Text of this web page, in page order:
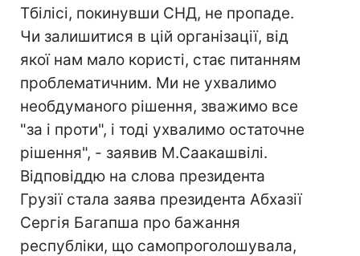
Тбілісі, покинувши СНД, не пропаде.
Чи залишитися в цій організації, від
якої нам мало користі, стає питанням
проблематичним. Ми не ухвалимо
необдуманого рішення, зважимо все
"за і проти", і тоді ухвалимо остаточне
рішення", - заявив М.Саакашвілі.
Відповіддю на слова президента
Грузії стала заява президента Абхазії
Сергія Багапша про бажання
республіки, що самопроголошувала,